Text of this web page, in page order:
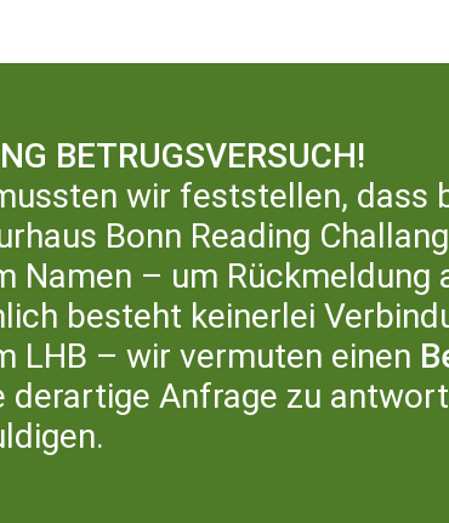
LITERATURHAUS
BETRUGSVERSUCH!
wir feststellen, dass
Bonn Reading
Namen – um Rückmeldung
besteht keinerlei
LHB – wir vermuten einen
derartige Anfrage zu